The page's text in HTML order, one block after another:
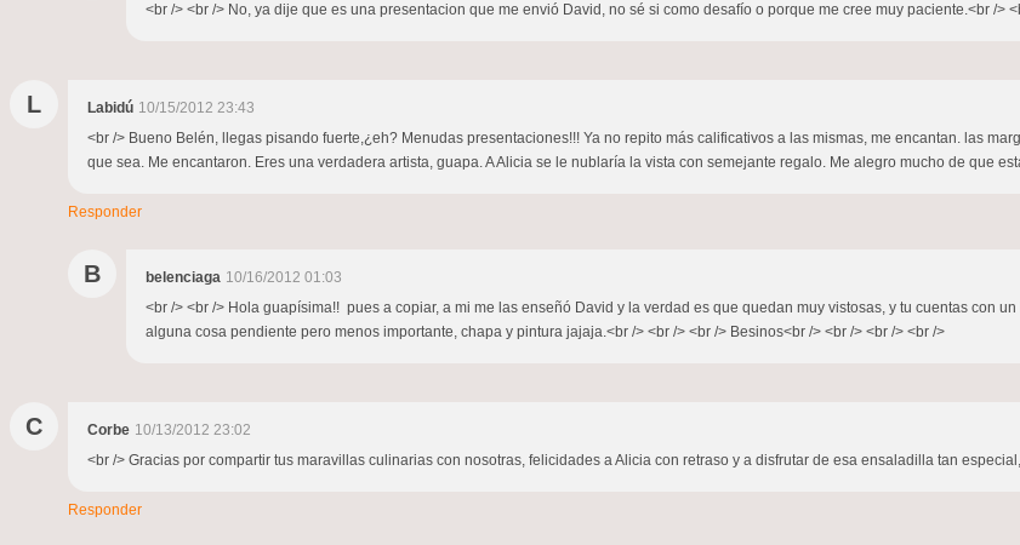
<br /> <br /> No, ya dije que es una presentacion que me envió David, no sé si como desafío o porque me cree muy paciente.<br />
L Labidú 10/15/2012 23:43
<br /> Bueno Belén, llegas pisando fuerte,¿eh? Menudas presentaciones!!! Ya no repito más calificativos a las mismas, me encantan. las
que sea. Me encantaron. Eres una verdadera artista, guapa. A Alicia se le nublaría la vista con semejante regalo. Me alegro mucho de que
Responder
B belenciaga 10/16/2012 01:03
<br /> <br /> Hola guapísima!! pues a copiar, a mi me las enseñó David y la verdad es que quedan muy vistosas, y tu cuentas con
alguna cosa pendiente pero menos importante, chapa y pintura jajaja.<br /> <br /> <br /> Besinos<br /> <br /> <br /> <br />
C Corbe 10/13/2012 23:02
<br /> Gracias por compartir tus maravillas culinarias con nosotras, felicidades a Alicia con retraso y a disfrutar de esa ensaladilla tan
Responder